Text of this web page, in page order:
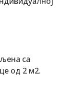
са
од 2 м2.